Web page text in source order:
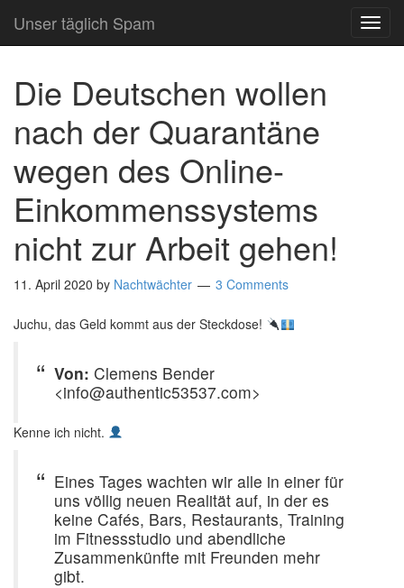
Unser täglich Spam
Die Deutschen wollen
nach der Quarantäne
wegen des Online-
Einkommenssystems
nicht zur Arbeit gehen!
11. April 2020 by Nachtwächter 3 Comments
Juchu, das Geld kommt aus der Steckdose!
Von: Clemens Bender
<info@authentic53537.com>
Kenne ich nicht.
Eines Tages wachten wir alle in einer für
uns völlig neuen Realität auf, in der es
keine Cafés, Bars, Restaurants, Training
im Fitnessstudio und abendliche
Zusammenkünfte mit Freunden mehr
gibt.